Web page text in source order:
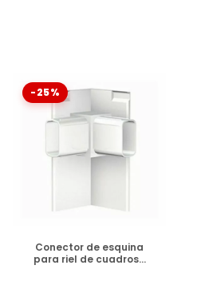
-25%
DISPONIBLE
Conector de esquina
para riel de cuadros...